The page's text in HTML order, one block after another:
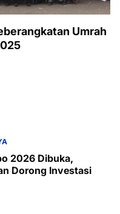
Umrah
2026 Dibuka,
Dorong Investasi